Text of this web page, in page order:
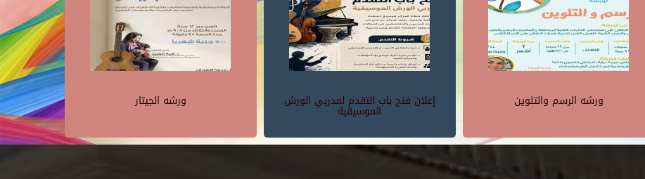
ورشه الجيتار إعلان فتح باب التقدم لمدربي الورش
الموسيقية
ورشه الرسم والتلوين